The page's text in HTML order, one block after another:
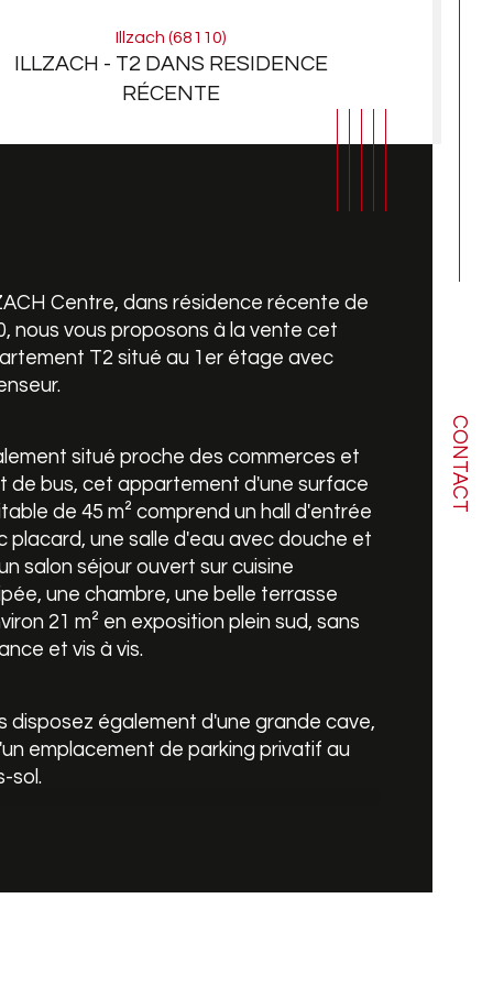
CONTACT
Illzach (68110)
ILLZACH - T2 DANS RESIDENCE
RÉCENTE
salle de bains
Centre, dans résidence récente de
nous vous proposons à la vente cet
T2 situé au 1er étage avec
situé proche des commerces et
de bus, cet appartement d'une surface
de 45 m² comprend un hall d'entrée
placard, une salle d'eau avec douche et
salon séjour ouvert sur cuisine
une chambre, une belle terrasse
21 m² en exposition plein sud, sans
et vis à vis.
disposez également d'une grande cave,
emplacement de parking privatif au
sol.